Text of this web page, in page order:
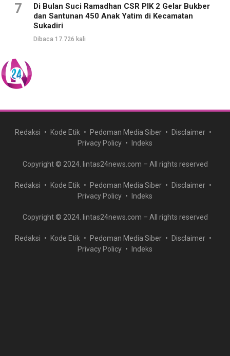
7
Di Bulan Suci Ramadhan CSR PIK 2 Gelar Bukber
dan Santunan 450 Anak Yatim di Kecamatan
Sukadiri
Dibaca 17.726 kali
Redaksi Kode Etik Pedoman Media Siber
Disclaimer
Privacy Policy
Indeks
Copyright © 2024. lintas24news.com – All rights reserved
Redaksi Kode Etik Pedoman Media Siber
Disclaimer
Privacy Policy
Indeks
Copyright © 2024. lintas24news.com – All rights reserved
Redaksi Kode Etik Pedoman Media Siber
Disclaimer
Privacy Policy
Indeks